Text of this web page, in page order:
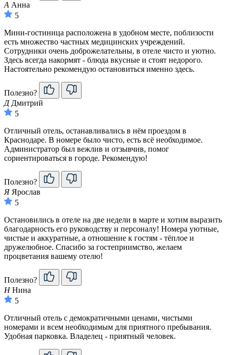
А Анна
5
Мини-гостиница расположена в удобном месте, поблизости
есть множество частных медицинских учреждений.
Сотрудники очень доброжелательны, в отеле чисто и уютно.
Здесь всегда накормят - блюда вкусные и стоят недорого.
Настоятельно рекомендую остановиться именно здесь.
Полезно?
ДДмитрий
5
Отличный отель, останавливались в нём проездом в
Краснодаре. В номере было чисто, есть всё необходимое.
Администратор был вежлив и отзывчив, помог
сориентироваться в городе. Рекомендую!
Полезно?
Я Ярослав
5
Остановились в отеле на две недели в марте и хотим выразить
благодарность его руководству и персоналу! Номера уютные,
чистые и аккуратные, а отношение к гостям - тёплое и
дружелюбное. Спасибо за гостеприимство, желаем
процветания вашему отелю!
Полезно?
ННина
5
Отличный отель с демократичными ценами, чистыми
номерами и всем необходимым для приятного пребывания.
Удобная парковка. Владелец - приятный человек.